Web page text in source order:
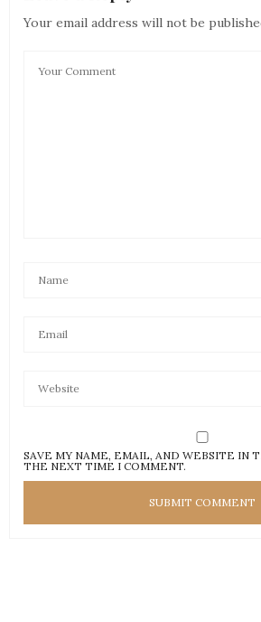
Your email address will not be
SAVE MY NAME, EMAIL, AND WEBSITE IN
THE NEXT TIME I COMMENT.